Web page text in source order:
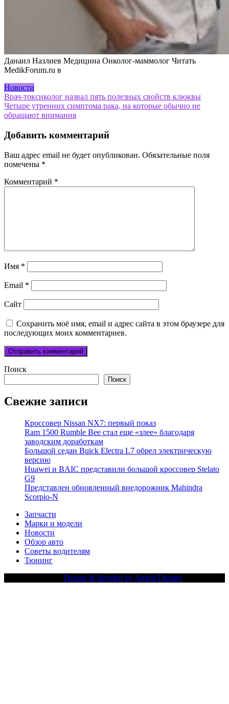
Данаил Назлиев Медицина Онколог-маммолог Читать
MedikForum.ru в
Новости
Навигация
по
Врач-токсиколог назвал пять полезных свойств клюквы
Четыре утренних симптома рака, на которые обычно не
обращают внимания
Добавить комментарий
Ваш адрес email не будет опубликован. Обязательные поля
помечены *
Комментарий *
Имя *
Email *
Сайт
Сохранить моё имя, email и адрес сайта в этом браузере для
последующих моих комментариев.
Поиск
Поиск
Свежие записи
Кроссовер Nissan NX7: первый показ
Ram 1500 Rumble Bee стал еще «злее» благодаря
заводским доработкам
Большой седан Buick Electra L7 обрел электрическую
версию
Huawei и BAIC представили большой кроссовер Stelato
G9
Представлен обновленный внедорожник Mahindra
Scorpio-N
Запчасти
Марки и модели
Новости
Обзор авто
Советы водителям
Тюнинг
Design & develop by AmpleThemes